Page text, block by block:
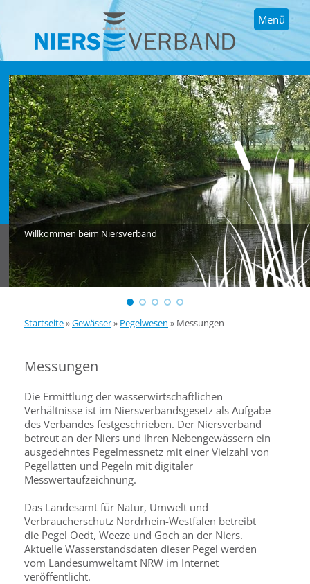
Menü
Willkommen beim Niersverband
Startseite»Gewässer» Pegelwesen » Messungen
Messungen
Die Ermittlung der wasserwirtschaftlichen
Verhältnisse ist im Niersverbandsgesetz als Aufgabe
des Verbandes festgeschrieben. Der Niersverband
betreut an der Niers und ihren Nebengewässern ein
ausgedehntes Pegelmessnetz mit einer Vielzahl von
Pegellatten und Pegeln mit digitaler
Messwertaufzeichnung.
Das Landesamt für Natur, Umwelt und
Verbraucherschutz Nordrhein-Westfalen betreibt
die Pegel Oedt, Weeze und Goch an der Niers.
Aktuelle Wasserstandsdaten dieser Pegel werden
vom Landesumweltamt NRW im Internet
veröffentlicht.